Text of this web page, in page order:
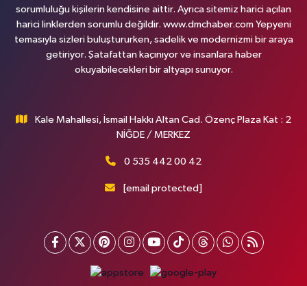
sorumluluğu kişilerin kendisine aittir. Ayrıca sitemiz harici açılan
harici linklerden sorumlu değildir. www.dmchaber.com Yepyeni
temasıyla sizleri buluştururken, sadelik ve modernizmi bir araya
getiriyor. Şatafattan kaçınıyor ve insanlara haber
okuyabilecekleri bir altyapı sunuyor.
Kale Mahallesi, İsmail Hakkı Altan Cad. Özenç Plaza Kat : 2
NİĞDE / MERKEZ
0 535 442 00 42
[email protected]